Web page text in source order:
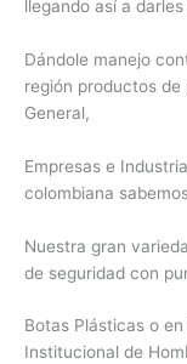
llegando así a
Dándole manejo
región productos de
General,
Empresas e
colombiana
Nuestra gran
de seguridad con
Botas Plásticas o
Institucional de